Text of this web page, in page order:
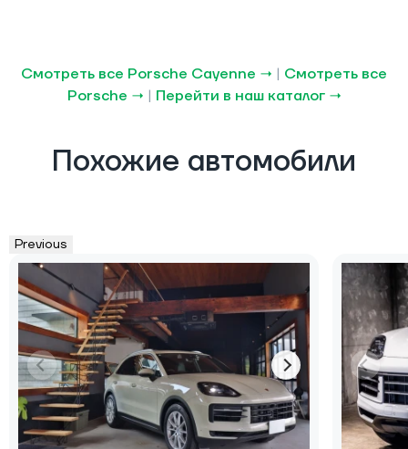
Смотреть все Porsche Cayenne → | Смотреть все
Porsche → | Перейти в наш каталог →
Похожие автомобили
Previous